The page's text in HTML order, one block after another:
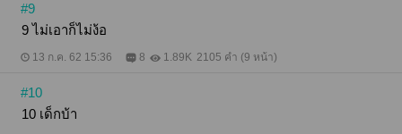
#9
9 ไม่เอาก็ไม่ง้อ
13 ก.ค. 62 15:36 8 1.89K 2105 คำ (9 หน้า)
#10
10 เด็กบ้า